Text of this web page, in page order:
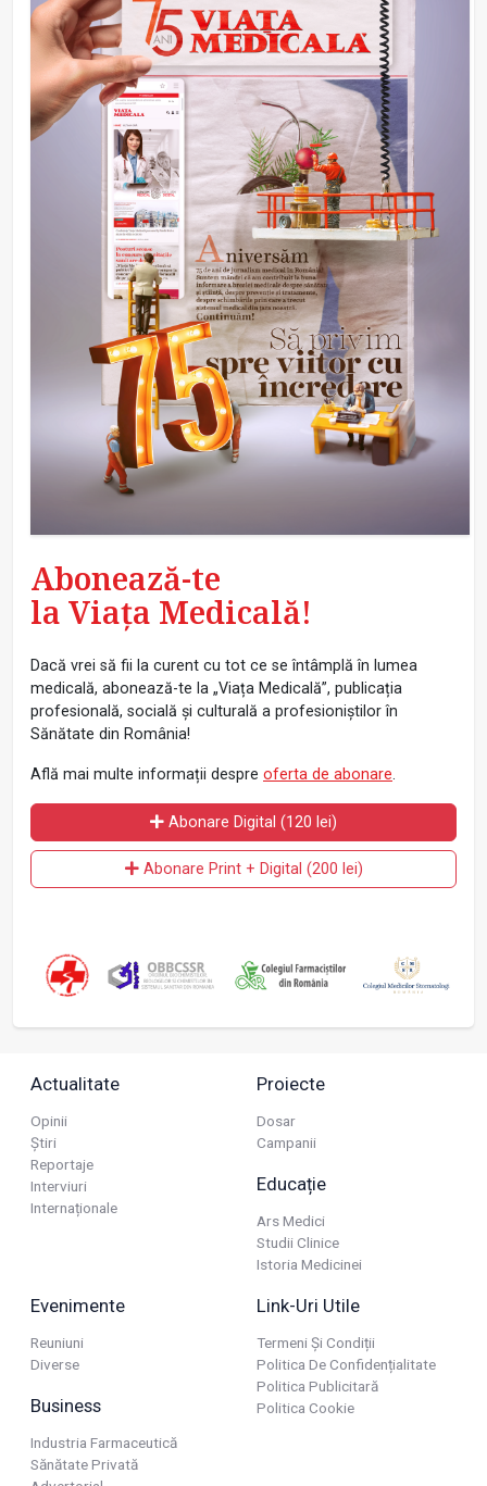
Abonează-te
la Viața Medicală!
Dacă vrei să fii la curent cu tot ce se întâmplă în lumea
medicală, abonează-te la „Viața Medicală”, publicația
profesională, socială și culturală a profesioniștilor în
Sănătate din România!
Află mai multe informații despre oferta de abonare.
Abonare Digital (120 lei)
Abonare Print + Digital (200 lei)
Actualitate
Opinii
Știri
Reportaje
Interviuri
Internaționale
Proiecte
Dosar
Campanii
Educație
Ars Medici
Studii Clinice
Istoria Medicinei
Evenimente
Reuniuni
Diverse
Business
Industria Farmaceutică
Sănătate Privată
Link-Uri Utile
Termeni Și Condiții
Politica De Confidențialitate
Politica Publicitară
Politica Cookie